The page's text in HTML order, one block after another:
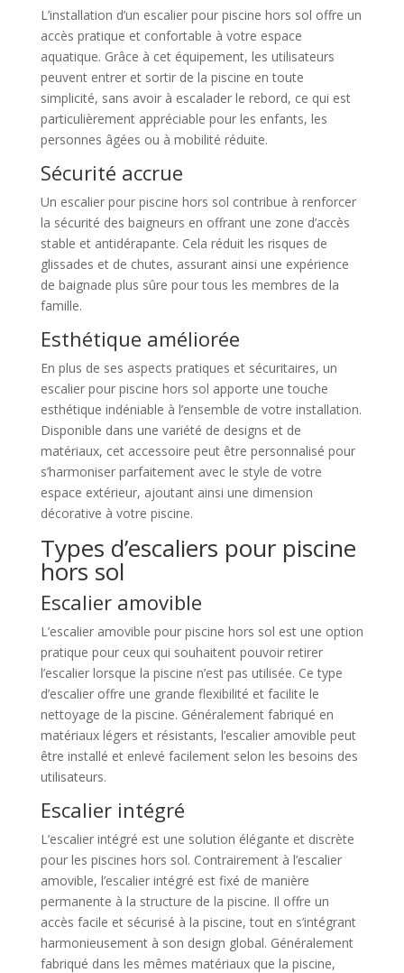
L’installation d’un escalier pour piscine hors sol offre un
accès pratique et confortable à votre espace
aquatique. Grâce à cet équipement, les utilisateurs
peuvent entrer et sortir de la piscine en toute
simplicité, sans avoir à escalader le rebord, ce qui est
particulièrement appréciable pour les enfants, les
personnes âgées ou à mobilité réduite.
Sécurité accrue
Un escalier pour piscine hors sol contribue à renforcer
la sécurité des baigneurs en offrant une zone d’accès
stable et antidérapante. Cela réduit les risques de
glissades et de chutes, assurant ainsi une expérience
de baignade plus sûre pour tous les membres de la
famille.
Esthétique améliorée
En plus de ses aspects pratiques et sécuritaires, un
escalier pour piscine hors sol apporte une touche
esthétique indéniable à l’ensemble de votre installation.
Disponible dans une variété de designs et de
matériaux, cet accessoire peut être personnalisé pour
s’harmoniser parfaitement avec le style de votre
espace extérieur, ajoutant ainsi une dimension
décorative à votre piscine.
Types d’escaliers pour piscine
hors sol
Escalier amovible
L’escalier amovible pour piscine hors sol est une option
pratique pour ceux qui souhaitent pouvoir retirer
l’escalier lorsque la piscine n’est pas utilisée. Ce type
d’escalier offre une grande flexibilité et facilite le
nettoyage de la piscine. Généralement fabriqué en
matériaux légers et résistants, l’escalier amovible peut
être installé et enlevé facilement selon les besoins des
utilisateurs.
Escalier intégré
L’escalier intégré est une solution élégante et discrète
pour les piscines hors sol. Contrairement à l’escalier
amovible, l’escalier intégré est fixé de manière
permanente à la structure de la piscine. Il offre un
accès facile et sécurisé à la piscine, tout en s’intégrant
harmonieusement à son design global. Généralement
fabriqué dans les mêmes matériaux que la piscine,